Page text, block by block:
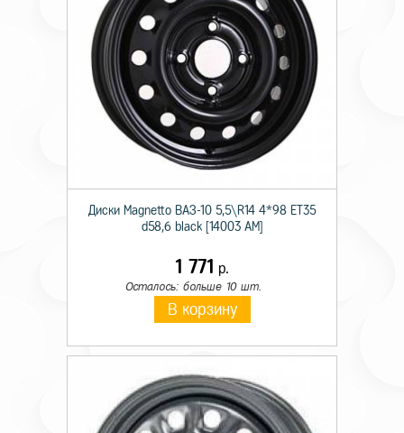
Диски Magnetto ВАЗ-10 5,5\R14 4*98 ET35
d58,6 black [14003 AM]
1 771 р.
Осталось: больше 10 шт.
В корзину